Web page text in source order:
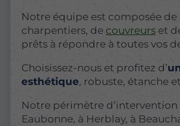
Notre équipe est composée de
charpentiers, de couvreurs et
prêts à répondre à toutes vos
Choisissez-nous et profitez d’
esthétique, robuste, étanche
Notre périmètre d’intervention
Eaubonne, à Herblay, à